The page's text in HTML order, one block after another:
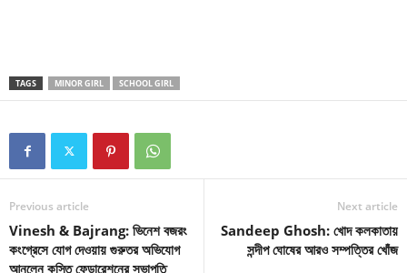
TAGS MINOR GIRL SCHOOL GIRL
Previous article
Vinesh & Bajrang: ভিনেশ বজরং
কংগ্রেসে যোগ দেওয়ায় গুরুতর অভিযোগ
আনলেন কুস্তি ফেডারেশনের সভাপতি
Next article
Sandeep Ghosh: খোদ কলকাতায়
সন্দীপ ঘোষের আরও সম্পত্তির খোঁজ